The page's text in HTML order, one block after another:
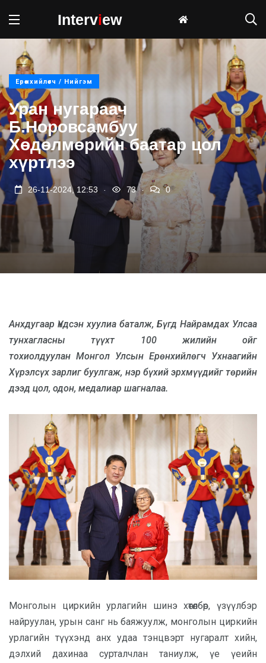
Interview
Ерөнхийлөгч / Нийгэм
Уран нугараач
Б.Норовсамбуу
Хөдөлмөрийн баатар цол
хүртлээ
26-11-2024, 12:53 73 . 0
Анхдугаар Үндсэн хуулиа баталж, Бүгд Найрамдах Улсаа
тунхагласны түүхт 100 жилийн ойг
тохиолдуулан Монгол Улсын Ерөнхийлөгч Ухнаагийн
Хүрэлсүх зарлиг буулгаж, нэр бүхий эрхмүүдийг төрийн
дээд цол, одон, медалиар шагналаа.
Монголын циркийн урлагийн шинэ хөтөлбөр, үзүүлбэр
найруулан, урын санг нь баяжуулж, монголын циркийн
урлагийн түүхэнд анх удаа тэнцвэрт нугаралт хийн,
дэлхий дахинаа сурталчлан таниулж, үе үеийн